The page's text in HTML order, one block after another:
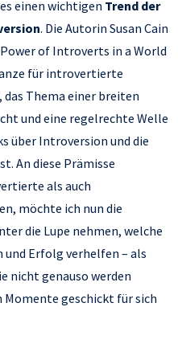
einen wichtigen Trend der
. Die Autorin Susan Cain
of Introverts in a World
für introvertierte
das Thema einer breiten
und eine regelrechte Welle
über Introversion und die
An diese Prämisse
als auch
möchte ich nun die
die Lupe nehmen, welche
und Erfolg verhelfen – als
nicht genauso werden
geschickt für sich